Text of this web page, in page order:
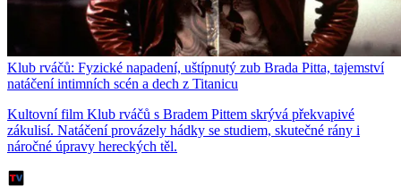
Klub rváčů: Fyzické napadení, uštípnutý zub Brada Pitta, tajemství
natáčení intimních scén a dech z Titanicu
Kultovní film Klub rváčů s Bradem Pittem skrývá překvapivé
zákulisí. Natáčení provázely hádky se studiem, skutečné rány i
náročné úpravy hereckých těl.